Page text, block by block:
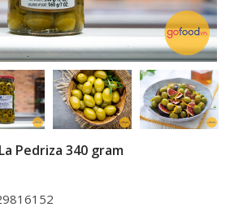
Pedriza 340 gram